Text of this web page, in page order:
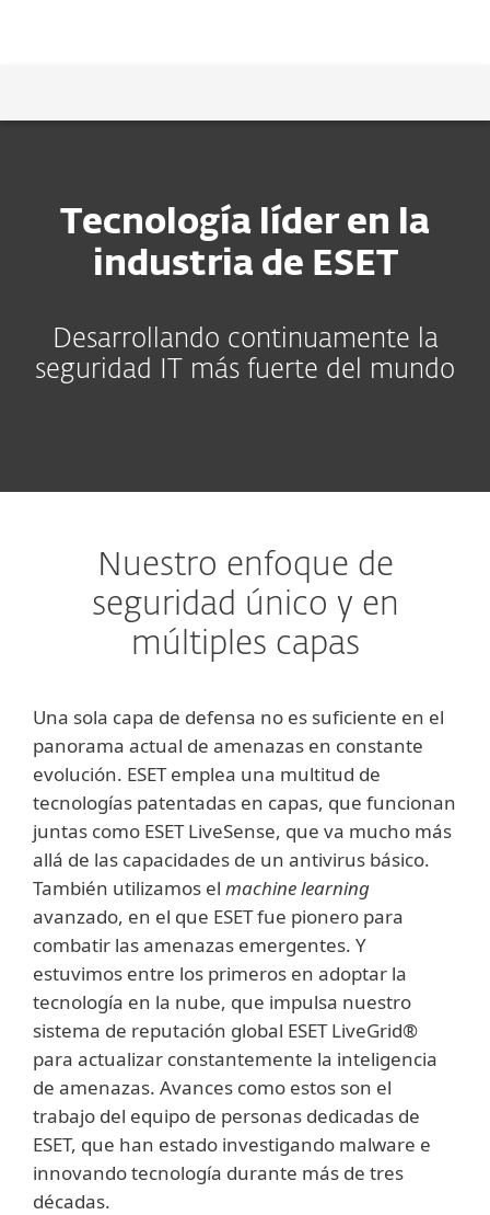
Tecnología líder en la
industria de ESET
Desarrollando continuamente la
seguridad IT más fuerte del mundo
Nuestro enfoque de
seguridad único y en
múltiples capas
Una sola capa de defensa no es suficiente en el
panorama actual de amenazas en constante
evolución. ESET emplea una multitud de
tecnologías patentadas en capas, que funcionan
juntas como ESET LiveSense, que va mucho más
allá de las capacidades de un antivirus básico.
También utilizamos el machine learning
avanzado, en el que ESET fue pionero para
combatir las amenazas emergentes. Y
estuvimos entre los primeros en adoptar la
tecnología en la nube, que impulsa nuestro
sistema de reputación global ESET LiveGrid®
para actualizar constantemente la inteligencia
de amenazas. Avances como estos son el
trabajo del equipo de personas dedicadas de
ESET, que han estado investigando malware e
innovando tecnología durante más de tres
décadas.